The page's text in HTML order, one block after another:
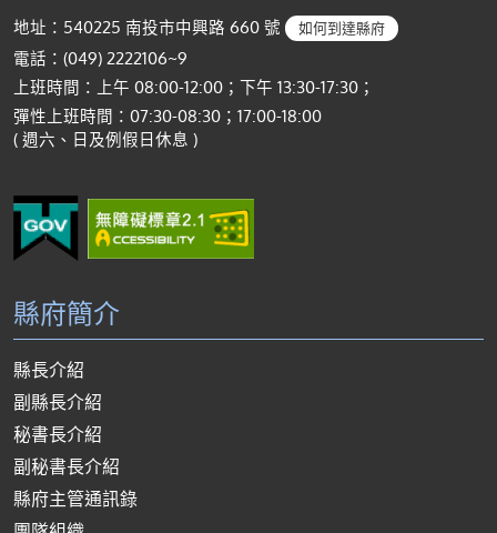
地址：540225 南投市中興路 660 號 如何到達縣府
電話：(049) 2222106~9
上班時間：上午 08:00-12:00；下午 13:30-17:30；
彈性上班時間：07:30-08:30；17:00-18:00
( 週六、日及例假日休息 )
縣府簡介
縣長介紹
副縣長介紹
秘書長介紹
副秘書長介紹
縣府主管通訊錄